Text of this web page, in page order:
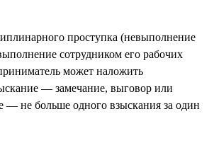
проступка (невыполнение
сотрудником его рабочих
может наложить
— замечание, выговор или
— не больше одного взыскания за один